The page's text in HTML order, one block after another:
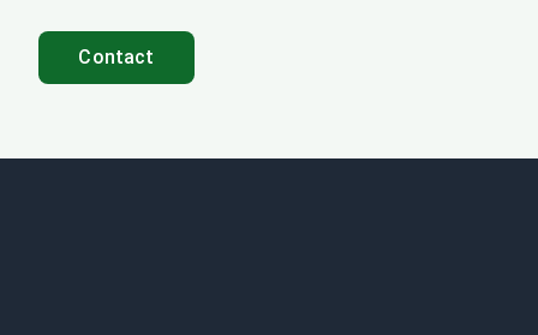
Contact